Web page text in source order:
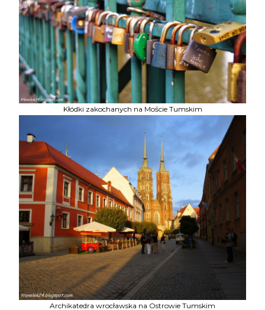
Kłódki zakochanych na Moście Tumskim
Archikatedra wrocławska na Ostrowie Tumskim